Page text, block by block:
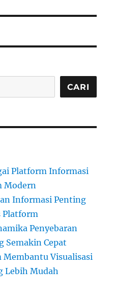
CARI
Platform Informasi
Modern
Informasi Penting
Platform
Penyebaran
Semakin Cepat
Membantu Visualisasi
Lebih Mudah